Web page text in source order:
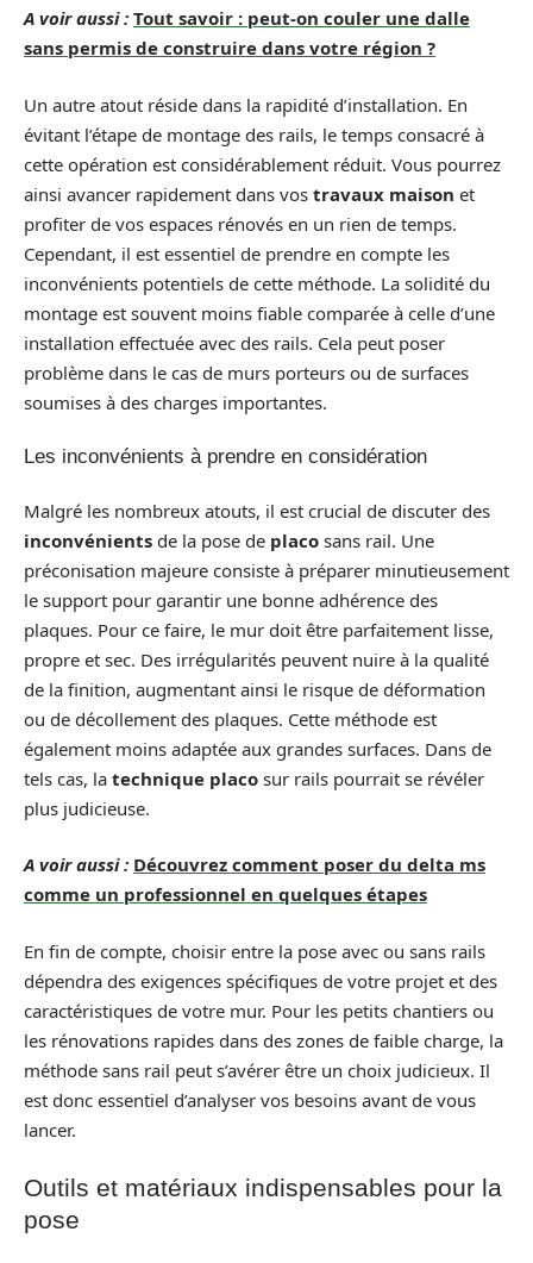
A voir aussi : Tout savoir : peut-on couler une dalle
sans permis de construire dans votre région ?
Un autre atout réside dans la rapidité d’installation. En
évitant l’étape de montage des rails, le temps consacré à
cette opération est considérablement réduit. Vous pourrez
ainsi avancer rapidement dans vos travaux maison et
profiter de vos espaces rénovés en un rien de temps.
Cependant, il est essentiel de prendre en compte les
inconvénients potentiels de cette méthode. La solidité du
montage est souvent moins fiable comparée à celle d’une
installation effectuée avec des rails. Cela peut poser
problème dans le cas de murs porteurs ou de surfaces
soumises à des charges importantes.
Les inconvénients à prendre en considération
Malgré les nombreux atouts, il est crucial de discuter des
inconvénients de la pose de placo sans rail. Une
préconisation majeure consiste à préparer minutieusement
le support pour garantir une bonne adhérence des
plaques. Pour ce faire, le mur doit être parfaitement lisse,
propre et sec. Des irrégularités peuvent nuire à la qualité
de la finition, augmentant ainsi le risque de déformation
ou de décollement des plaques. Cette méthode est
également moins adaptée aux grandes surfaces. Dans de
tels cas, la technique placo sur rails pourrait se révéler
plus judicieuse.
A voir aussi : Découvrez comment poser du delta ms
comme un professionnel en quelques étapes
En fin de compte, choisir entre la pose avec ou sans rails
dépendra des exigences spécifiques de votre projet et des
caractéristiques de votre mur. Pour les petits chantiers ou
les rénovations rapides dans des zones de faible charge, la
méthode sans rail peut s’avérer être un choix judicieux. Il
est donc essentiel d’analyser vos besoins avant de vous
lancer.
Outils et matériaux indispensables pour la
pose